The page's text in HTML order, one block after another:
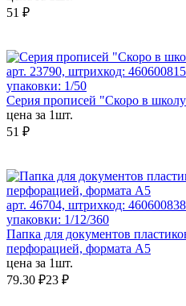
51 ₽
арт. 23790, штрихкод:
упаковки: 1/50
Серия прописей "Скоро в
цена за 1шт.
51 ₽
арт. 46704, штрихкод:
упаковки: 1/12/360
Папка для документов
перфорацией, формата А5
цена за 1шт.
79.30 ₽23 ₽